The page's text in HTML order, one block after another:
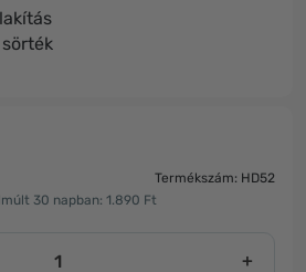
Termékszám: HD52
30 napban: 1.890 Ft
+